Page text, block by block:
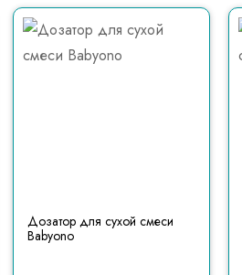
Дозатор для сухой смеси
Babyono